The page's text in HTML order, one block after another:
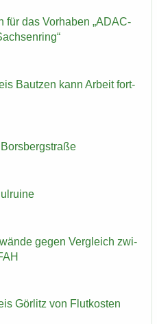
das Vor­ha­ben „ADAC-​
Baut­zen kann Ar­beit fort­
gegen Ver­gleich zwi­
Gör­litz von Flut­kos­ten